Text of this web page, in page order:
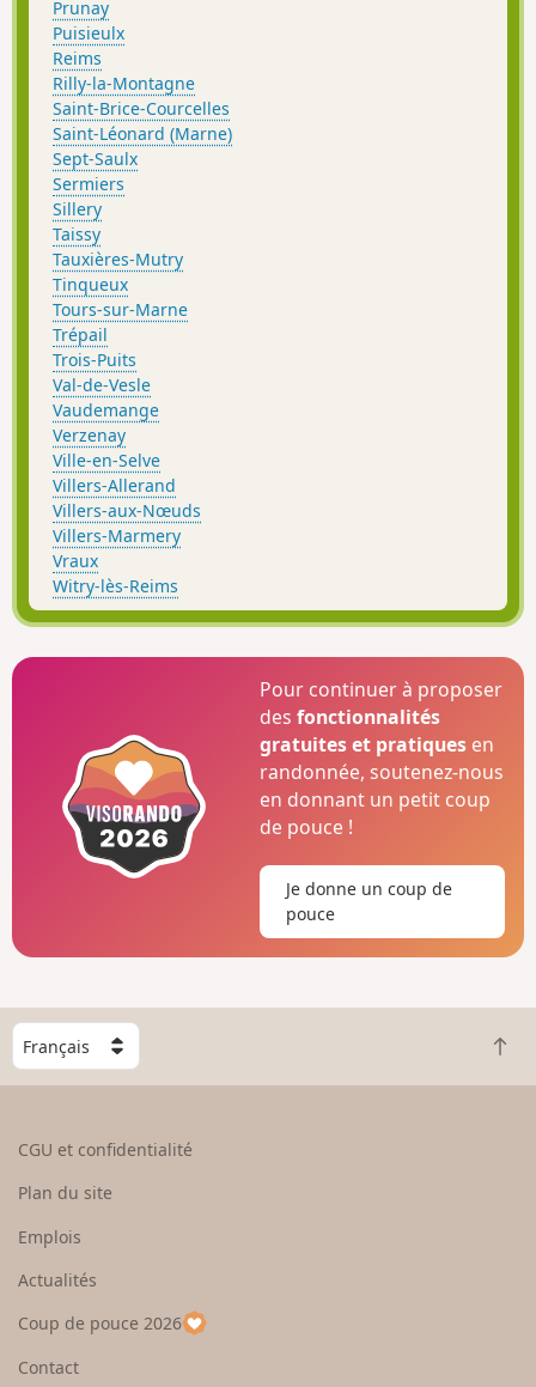
Prunay
Puisieulx
Reims
Rilly-la-Montagne
Saint-Brice-Courcelles
Saint-Léonard (Marne)
Sept-Saulx
Sermiers
Sillery
Taissy
Tauxières-Mutry
Tinqueux
Tours-sur-Marne
Trépail
Trois-Puits
Val-de-Vesle
Vaudemange
Verzenay
Ville-en-Selve
Villers-Allerand
Villers-aux-Nœuds
Villers-Marmery
Vraux
Witry-lès-Reims
Pour continuer à proposer
desfonctionnalités
gratuites et pratiques en
randonnée, soutenez-nous
en donnant un petit coup
de pouce !
Je donne un coup de
pouce
C
h
o
e
u
p
a
R
e
CGU et confidentialité
Plan du site
Emplois
Actualités
Coup de pouce 2026
Contact